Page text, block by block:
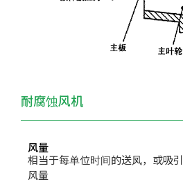
耐腐蚀风机
风量
相当于每单位时间的送凤，或吸
风量